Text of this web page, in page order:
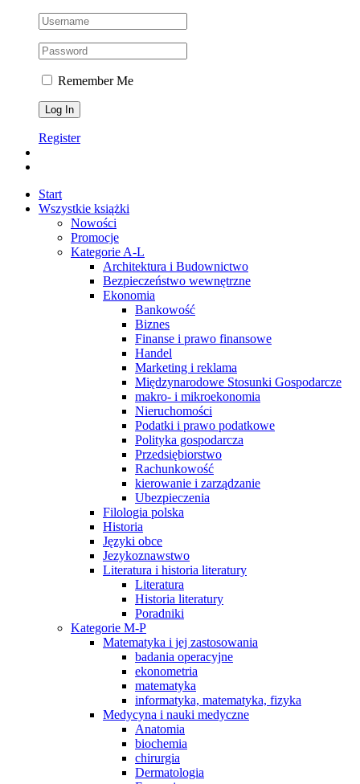
Remember Me
Register
Start
Wszystkie książki
Nowości
Promocje
Kategorie A-L
Architektura i Budownictwo
Bezpieczeństwo wewnętrzne
Ekonomia
Bankowość
Biznes
Finanse i prawo finansowe
Handel
Marketing i reklama
Międzynarodowe Stosunki Gospodarcze
makro- i mikroekonomia
Nieruchomości
Podatki i prawo podatkowe
Polityka gospodarcza
Przedsiębiorstwo
Rachunkowość
kierowanie i zarządzanie
Ubezpieczenia
Filologia polska
Historia
Języki obce
Jezykoznawstwo
Literatura i historia literatury
Literatura
Historia literatury
Poradniki
Kategorie M-P
Matematyka i jej zastosowania
badania operacyjne
ekonometria
matematyka
informatyka, matematyka, fizyka
Medycyna i nauki medyczne
Anatomia
biochemia
chirurgia
Dermatologia